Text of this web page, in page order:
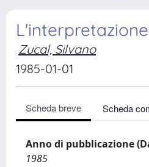
Zucal, Silvano
1985-01-01
Scheda breve Scheda
Anno di pubblicazione
1985